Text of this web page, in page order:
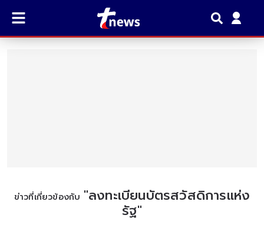
ข่าวที่เกี่ยวข้องกับ "ลงทะเบียนบัตรสวัสดิการแห่ง
รัฐ"